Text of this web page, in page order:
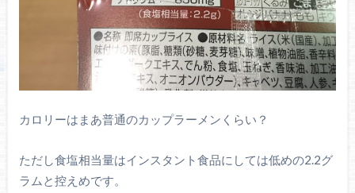
カロリーはまあ普通のカップラーメンくらい？
ただし食塩相当量はインスタント食品にしては低めの2.2グ
ラムと控えめです。